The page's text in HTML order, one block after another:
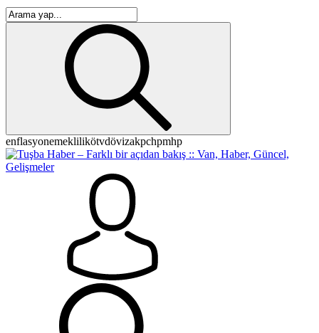
enflasyonemeklilikötvdövizakpchpmhp